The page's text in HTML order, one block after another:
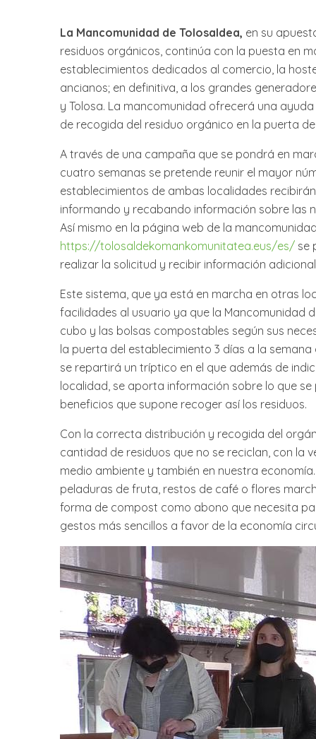
La Mancomunidad de Tolosaldea, en su
residuos orgánicos, continúa con la puesta en
establecimientos dedicados al comercio, la
ancianos; en definitiva, a los grandes
y Tolosa. La mancomunidad ofrecerá una
de recogida del residuo orgánico en la puerta
A través de una campaña que se pondrá en
cuatro semanas se pretende reunir el mayor
establecimientos de ambas localidades
informando y recabando información sobre las
Así mismo en la página web de la
https://tolosaldekomankomunitatea.eus/es/ se
realizar la solicitud y recibir información
Este sistema, que ya está en marcha en otras
facilidades al usuario ya que la Mancomunidad
cubo y las bolsas compostables según sus
la puerta del establecimiento 3 días a la semana
se repartirá un tríptico en el que además de
localidad, se aporta información sobre lo que
beneficios que supone recoger así los residuos.
Con la correcta distribución y recogida del
cantidad de residuos que no se reciclan, con la
medio ambiente y también en nuestra
peladuras de fruta, restos de café o flores
forma de compost como abono que necesita
gestos más sencillos a favor de la economía